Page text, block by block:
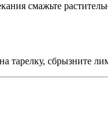
смажьте
тарелку, сбрызните